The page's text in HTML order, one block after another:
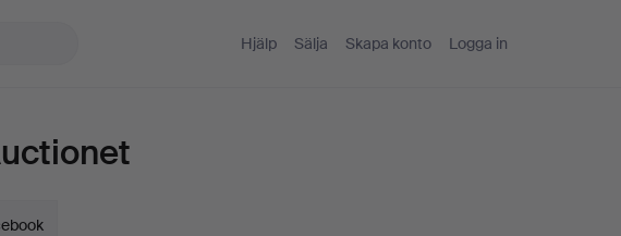
Hjälp Sälja Skapa konto Logga in